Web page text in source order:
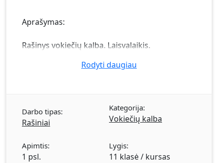
Aprašymas:
Rašinys vokiečių kalba. Laisvalaikis.
Rodyti daugiau
Darbo tipas:
Rašiniai
Kategorija:
Vokiečių kalba
Apimtis:
1 psl.
Lygis:
11 klasė / kursas